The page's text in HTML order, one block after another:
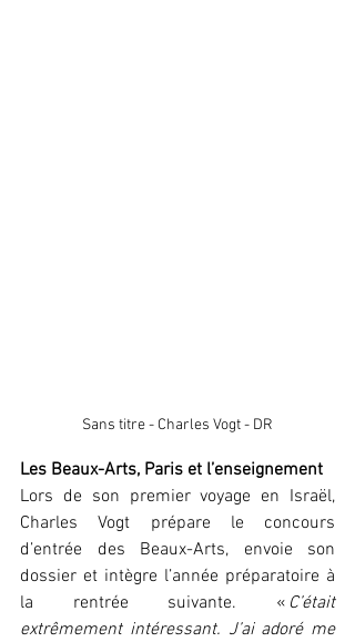
Sans titre - Charles Vogt - DR
Les Beaux-Arts, Paris et l’enseignement
Lors de son premier voyage en Israël,
Charles Vogt prépare le concours
d’entrée des Beaux-Arts, envoie son
dossier et intègre l’année préparatoire à
la rentrée suivante. « C’était
extrêmement intéressant. J’ai adoré me